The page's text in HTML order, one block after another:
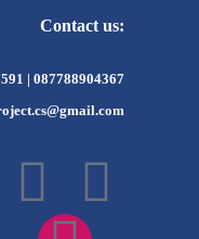
Contact us:
| 087788904367